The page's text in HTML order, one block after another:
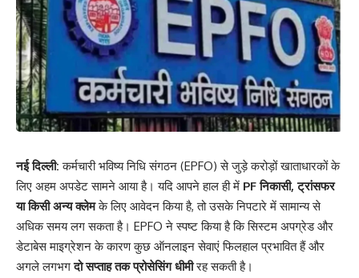
नई दिल्ली: कर्मचारी भविष्य निधि संगठन (EPFO) से जुड़े करोड़ों खाताधारकों के
लिए अहम अपडेट सामने आया है। यदि आपने हाल ही में PF निकासी, ट्रांसफर
या किसी अन्य क्लेमके लिए आवेदन किया है, तो उसके निपटारे में सामान्य से
अधिक समय लग सकता है। EPFO ने स्पष्ट किया है कि सिस्टम अपग्रेड और
डेटाबेस माइग्रेशन के कारण कुछ ऑनलाइन सेवाएं फिलहाल प्रभावित हैं और
अगले लगभगदो सप्ताह तक प्रोसेसिंग धीमीरह सकती है।